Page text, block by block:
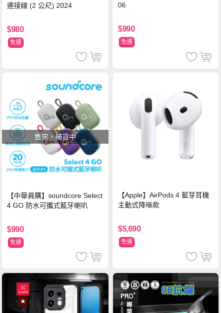
連接線 (2 公尺) 2024
$980
免運
06
$990
免運
售完，補貨中
【中華員購】soundcore Select
4 GO 防水可攜式藍牙喇叭
$990
免運
【Apple】AirPods 4 藍芽耳機
主動式降噪款
$5,690
免運